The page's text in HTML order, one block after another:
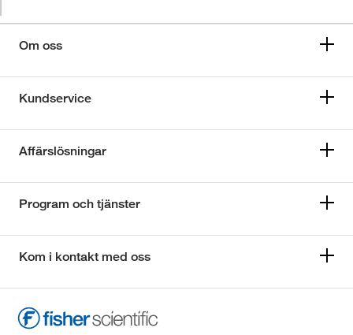
Om oss
Kundservice
Affärslösningar
Program och tjänster
Kom i kontakt med oss